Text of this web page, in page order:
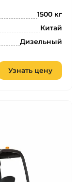
1500 кг
Китай
Дизельный
Узнать цену